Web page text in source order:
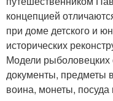
концепцией
при доме детского и
исторических
Модели рыболовецких
документы, предметы
воина, монеты,